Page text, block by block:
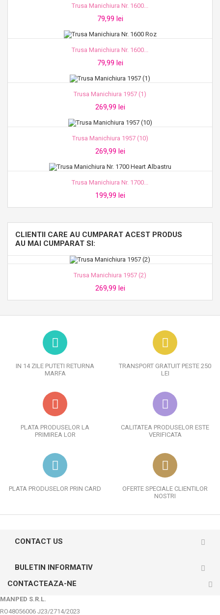
Trusa Manichiura Nr. 1600...
79,99 lei
Trusa Manichiura Nr. 1600...
79,99 lei
Trusa Manichiura 1957 (1)
269,99 lei
Trusa Manichiura 1957 (10)
269,99 lei
Trusa Manichiura Nr. 1700...
199,99 lei
CLIENTII CARE AU CUMPARAT ACEST PRODUS
AU MAI CUMPARAT SI:
Trusa Manichiura 1957 (2)
269,99 lei
IN 14 ZILE PUTETI RETURNA
MARFA
TRANSPORT GRATUIT PESTE 250
LEI
PLATA PRODUSELOR LA
PRIMIREA LOR
CALITATEA PRODUSELOR ESTE
VERIFICATA
PLATA PRODUSELOR PRIN CARD
OFERTE SPECIALE CLIENTILOR
NOSTRI
CONTACT US
BULETIN INFORMATIV
CONTACTEAZA-NE
MANPED S.R.L.
RO48056006 J23/2714/2023